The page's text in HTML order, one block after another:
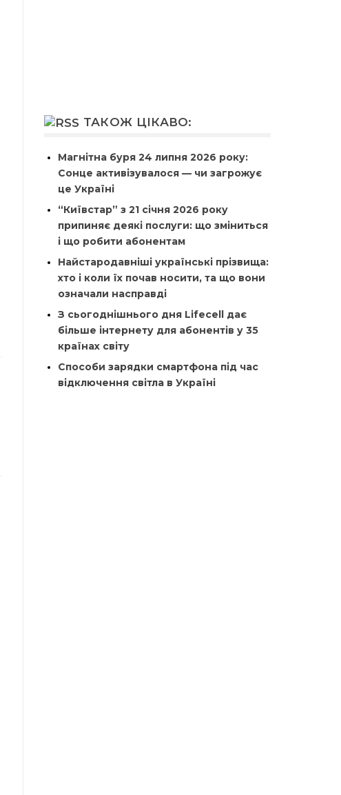
ТАКОЖ ЦІКАВО:
Магнітна буря 24 липня 2026 року:
Сонце активізувалося — чи загрожує
це Україні
“Київстар” з 21 січня 2026 року
припиняє деякі послуги: що зміниться
і що робити абонентам
Найстародавніші українські прізвища:
хто і коли їх почав носити, та що вони
означали насправді
З сьогоднішнього дня Lifecell дає
більше інтернету для абонентів у 35
країнах світу
Способи зарядки смартфона під час
відключення світла в Україні